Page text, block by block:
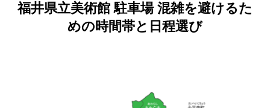
福井県立美術館 駐車場 混雑を避けるた
めの時間帯と日程選び